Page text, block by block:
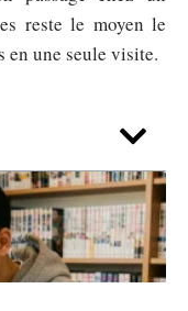
reste le moyen le
en une seule visite.